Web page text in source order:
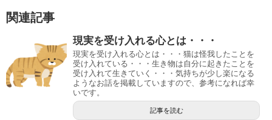
関連記事
現実を受け入れる心とは・・・
現実を受け入れる心とは・・・猫は怪我したことを
受け入れている・・・生き物は自分に起きたことを
受け入れて生きていく・・・気持ちが少し楽になる
ようなお話を掲載していますので、参考になれば幸
いです。
記事を読む